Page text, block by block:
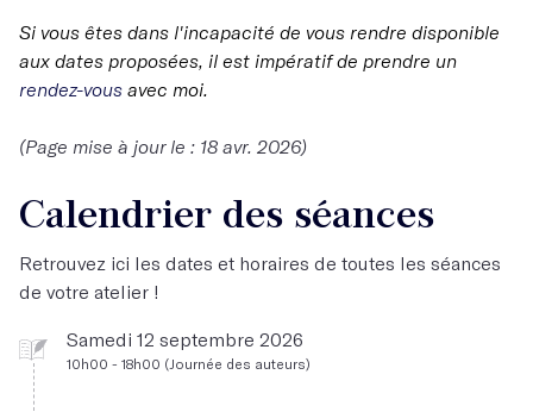
Si vous êtes dans l'incapacité de vous rendre disponible
aux dates proposées, il est impératif de prendre un
rendez-vous avec moi.
(Page mise à jour le : 18 avr. 2026)
Calendrier des séances
Retrouvez ici les dates et horaires de toutes les séances
de votre atelier !
Samedi 12 septembre 2026
10h00 - 18h00 (Journée des auteurs)